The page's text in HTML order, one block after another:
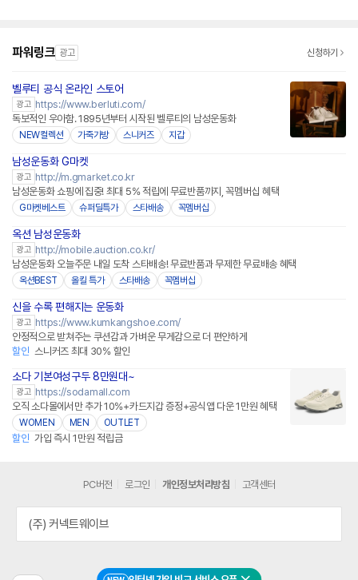
파워링크 광고 신청하기
벨루티 공식 온라인 스토어
광고 https://www.berluti.com/
독보적인 우아함. 1895년부터 시작된 벨루티의 남성운동화
NEW컬렉션 가죽가방 스니커즈 지갑
남성운동화 G마켓
광고 http://m.gmarket.co.kr
남성운동화 쇼핑에 집중! 최대 5% 적립에 무료반품까지, 꼭멤버십 혜택
G마켓베스트 슈퍼딜특가 스타배송 꼭멤버십
옥션 남성운동화
광고 http://mobile.auction.co.kr/
남성운동화 오늘주문 내일 도착 스타배송! 무료반품과 무제한 무료배송 혜택
옥션BEST 올킬 특가 스타배송 꼭멤버십
신을 수록 편해지는 운동화
광고 https://www.kumkangshoe.com/
안정적으로 받쳐주는 쿠션감과 가벼운 무게감으로 더 편안하게
할인 스니커즈 최대 30% 할인
소다 기본여성구두 8만원대~
광고 https://sodamall.com
오직 소다몰에서만 추가 10%+카드지갑 증정+공식앱 다운 1만원 혜택
WOMEN MEN OUTLET
할인 가입 즉시 1만원 적립금
PC버전 로그인 개인정보처리방침 고객센터
(주) 커넥트웨이브